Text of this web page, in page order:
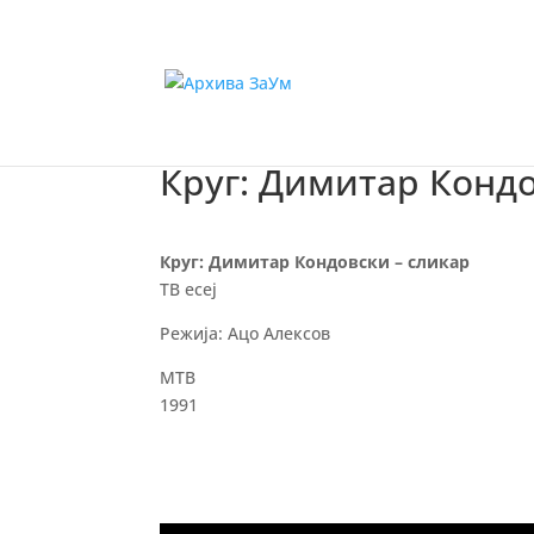
Круг: Димитар
Круг: Димитар Кондовски – сликар
ТВ есеј
Режија: Ацо Алексов
МТВ
1991